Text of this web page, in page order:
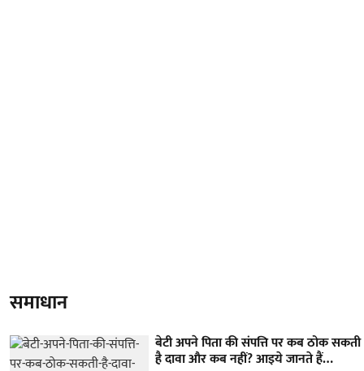
समाधान
बेटी अपने पिता की संपत्ति पर कब ठोक सकती
है दावा और कब नहीं? आइये जानते हैं…